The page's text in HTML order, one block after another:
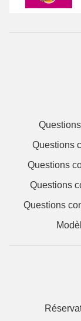
Questions
Questions
Questions
Questions